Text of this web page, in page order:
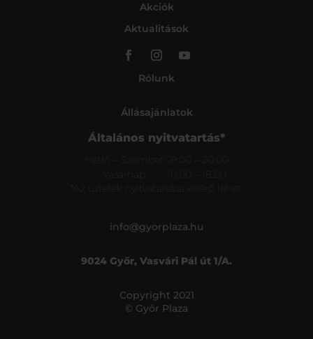
Akciók
Aktualitások
Rólunk
Állásajánlatok
Általános nyitvatartás*
*Az üzletek nyitvatartása eltérő lehet.
info@gyorplaza.hu
9024 Győr, Vasvári Pál út 1/A.
Copyright 2021
© Győr Plaza